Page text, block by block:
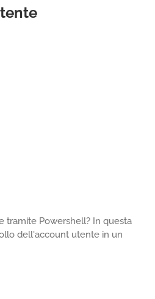
tramite Powershell? In questa
dell'account utente in un